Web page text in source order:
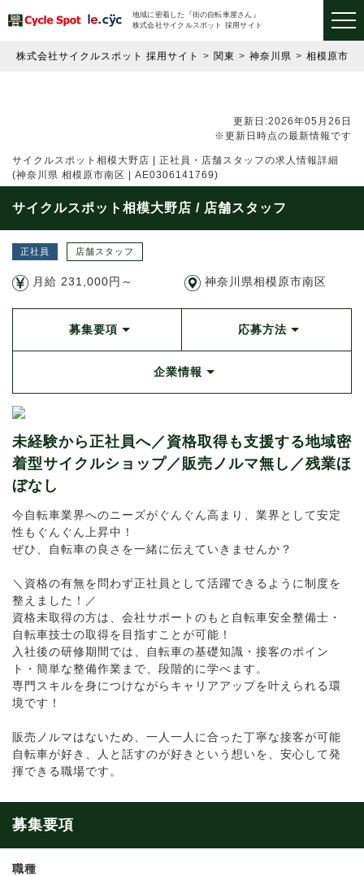
地域に密着した『街の自転車屋さん』
株式会社サイクルスポット 採用サイト
株式会社サイクルスポット 採用サイト 関東 神奈川県 相模原市南
更新日:2026年05月26日
※更新日時点の最新情報です
サイクルスポット相模大野店 | 正社員・店舗スタッフの求人情報詳細
(神奈川県 相模原市南区 | AE0306141769)
サイクルスポット相模大野店 / 店舗スタッフ
正社員 店舗スタッフ
月給 231,000円～ 神奈川県相模原市南区
募集要項 応募方法
企業情報
未経験から正社員へ／資格取得も支援する地域密
着型サイクルショップ／販売ノルマ無し／残業ほ
ぼなし
今自転車業界へのニーズがぐんぐん高まり、業界として安定
性もぐんぐん上昇中！
ぜひ、自転車の良さを一緒に伝えていきませんか？
＼資格の有無を問わず正社員として活躍できるように制度を
整えました！／
資格未取得の方は、会社サポートのもと自転車安全整備士・
自転車技士の取得を目指すことが可能！
入社後の研修期間では、自転車の基礎知識・接客のポイン
ト・簡単な整備作業まで、段階的に学べます。
専門スキルを身につけながらキャリアアップを叶えられる環
境です！
販売ノルマはないため、一人一人に合った丁寧な接客が可能
自転車が好き、人と話すのが好きという想いを、安心して発
揮できる職場です。
募集要項
職種